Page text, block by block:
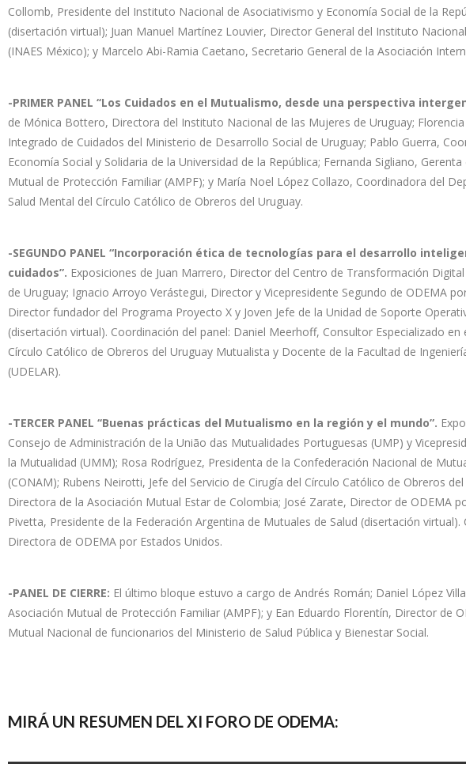
Collomb, Presidente del Instituto Nacional de Asociativismo y Economía Social de la
(disertación virtual); Juan Manuel Martínez Louvier, Director General del Instituto
(INAES México); y Marcelo Abi-Ramia Caetano, Secretario General de la Asociación
-PRIMER PANEL ‘‘Los Cuidados en el Mutualismo, desde una perspectiva
de Mónica Bottero, Directora del Instituto Nacional de las Mujeres de Uruguay;
Integrado de Cuidados del Ministerio de Desarrollo Social de Uruguay; Pablo Guerra,
Economía Social y Solidaria de la Universidad de la República; Fernanda Sigliano,
Mutual de Protección Familiar (AMPF); y María Noel López Collazo, Coordinadora del
Salud Mental del Círculo Católico de Obreros del Uruguay.
-SEGUNDO PANEL “Incorporación ética de tecnologías para el desarrollo
cuidados”. Exposiciones de Juan Marrero, Director del Centro de Transformación
de Uruguay; Ignacio Arroyo Verástegui, Director y Vicepresidente Segundo de ODEMA
Director fundador del Programa Proyecto X y Joven Jefe de la Unidad de Soporte
(disertación virtual). Coordinación del panel: Daniel Meerhoff, Consultor Especializado
Círculo Católico de Obreros del Uruguay Mutualista y Docente de la Facultad de
(UDELAR).
-TERCER PANEL ‘‘Buenas prácticas del Mutualismo en la región y el mundo”.
Consejo de Administración de la União das Mutualidades Portuguesas (UMP) y
la Mutualidad (UMM); Rosa Rodríguez, Presidenta de la Confederación Nacional de
(CONAM); Rubens Neirotti, Jefe del Servicio de Cirugía del Círculo Católico de Obreros
Directora de la Asociación Mutual Estar de Colombia; José Zarate, Director de ODEMA
Pivetta, Presidente de la Federación Argentina de Mutuales de Salud (disertación
Directora de ODEMA por Estados Unidos.
-PANEL DE CIERRE: El último bloque estuvo a cargo de Andrés Román; Daniel López
Asociación Mutual de Protección Familiar (AMPF); y Ean Eduardo Florentín, Director de
Mutual Nacional de funcionarios del Ministerio de Salud Pública y Bienestar Social.
MIRÁ UN RESUMEN DEL XI FORO DE ODEMA: